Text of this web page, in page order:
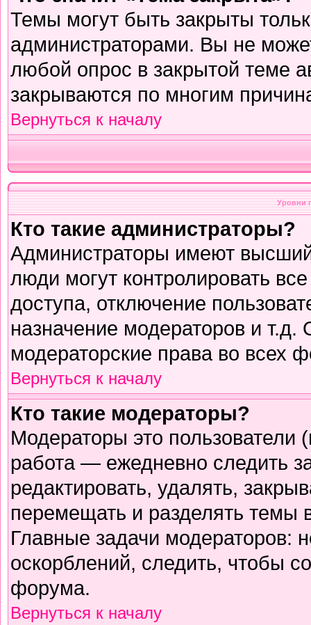
Темы могут быть закрыты
администраторами. Вы не
любой опрос в закрытой теме
закрываются по многим
Вернуться к началу
Уровни
Кто такие администраторы?
Администраторы имеют
люди могут контролировать
доступа, отключение
назначение модераторов и
модераторские права во всех
Вернуться к началу
Кто такие модераторы?
Модераторы это пользователи
работа — ежедневно следить
редактировать, удалять,
перемещать и разделять темы
Главные задачи модераторов:
оскорблений, следить, чтобы
форума.
Вернуться к началу